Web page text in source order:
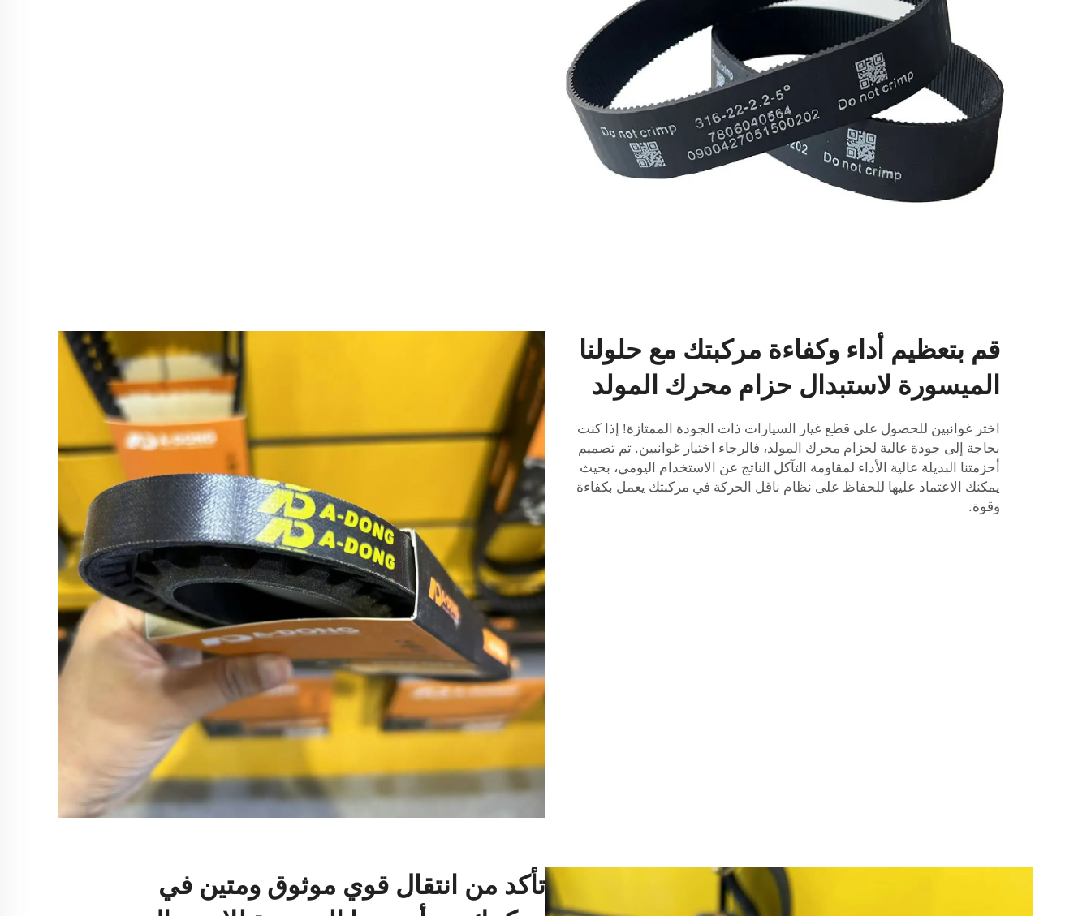
قم بتعظيم أداء وكفاءة مركبتك مع حلولنا
الميسورة لاستبدال حزام محرك المولد
اختر غوانبين للحصول على قطع غيار السيارات ذات الجودة الممتازة! إذا كنت
بحاجة إلى جودة عالية لحزام محرك المولد، فالرجاء اختيار غوانبين. تم تصميم
أحزمتنا البديلة عالية الأداء لمقاومة التآكل الناتج عن الاستخدام اليومي، بحيث
يمكنك الاعتماد عليها للحفاظ على نظام ناقل الحركة في مركبتك يعمل بكفاءة
وقوة.
تأكد من انتقال قوي موثوق ومتين في